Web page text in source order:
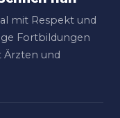
mit Respekt und
Fortbildungen
und